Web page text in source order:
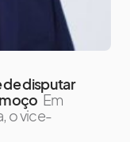
de disputar
Em
o vice-